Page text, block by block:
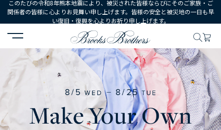
このたびの令和8年熊本地震により、被災された皆様ならびにそのご家族・ご
関係者の皆様に心よりお見舞い申し上げます。皆様の安全と被災地の一日も早
い復旧・復興を心よりお祈り申し上げます。